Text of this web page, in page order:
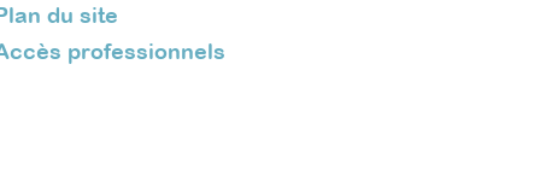
du site
professionnels